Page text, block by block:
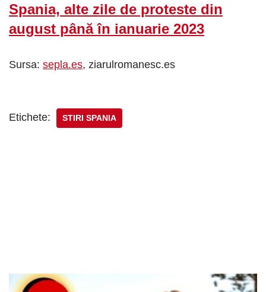
Spania, alte zile de proteste din
august până în ianuarie 2023
Sursa: sepla.es, ziarulromanesc.es
Etichete: STIRI SPANIA